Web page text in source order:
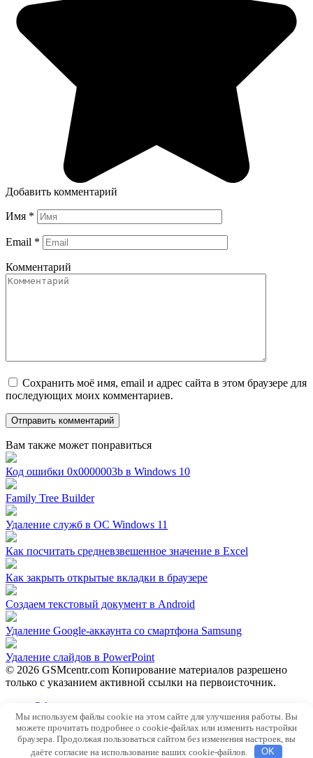
Добавить комментарий
Имя *
Email *
Комментарий
Сохранить моё имя, email и адрес сайта в этом браузере для
последующих моих комментариев.
Вам также может понравиться
Код ошибки 0x0000003b в Windows 10
Family Tree Builder
Удаление служб в ОС Windows 11
Как посчитать средневзвешенное значение в Excel
Как закрыть открытые вкладки в браузере
Создаем текстовый документ в Android
Удаление Google-аккаунта со смартфона Samsung
Удаление слайдов в PowerPoint
© 2026 GSMcentr.com Копирование материалов разрешено
только с указанием активной ссылки на первоисточник.
Обратная связь
Политика конфиденциальности
Пользовательское соглашение
Мы используем файлы cookie на этом сайте для улучшения работы. Вы
можете прочитать подробнее о cookie-файлах или изменить настройки
браузера. Продолжая пользоваться сайтом без изменения настроек, вы
даёте согласие на использование ваших cookie-файлов.
OK